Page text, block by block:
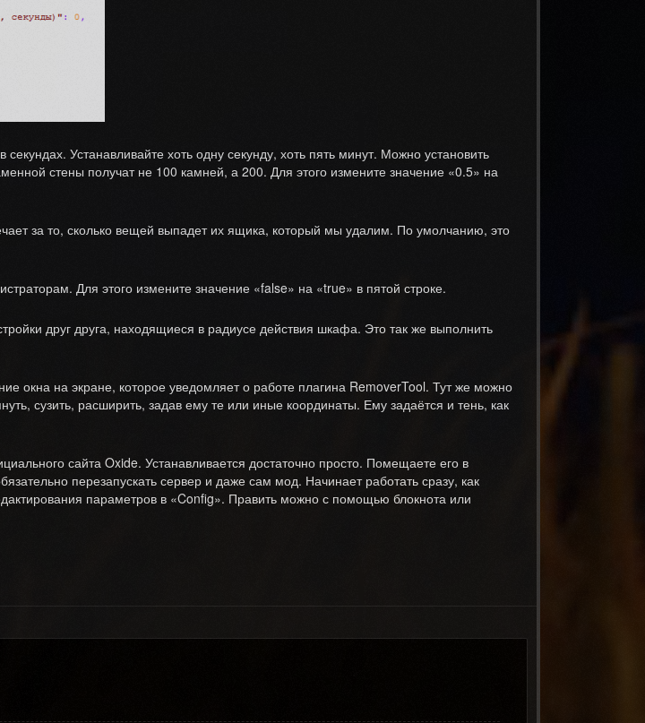
Устанавливайте хоть одну секунду, хоть пять минут. Можно установить
стены получат не 100 камней, а 200. Для этого измените значение «0.5» на
за то, сколько вещей выпадет их ящика, который мы удалим. По умолчанию, это
Для этого измените значение «false» на «true» в пятой строке.
друг друга, находящиеся в радиусе действия шкафа. Это так же выполнить
окна на экране, которое уведомляет о работе плагина RemoverTool. Тут же можно
сузить, расширить, задав ему те или иные координаты. Ему задаётся и тень, как
сайта Oxide. Устанавливается достаточно просто. Помещаете его в
перезапускать сервер и даже сам мод. Начинает работать сразу, как
параметров в «Config». Править можно с помощью блокнота или